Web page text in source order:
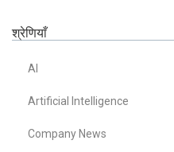
श्रेणियाँ
AI
Artificial Intelligence
Company News